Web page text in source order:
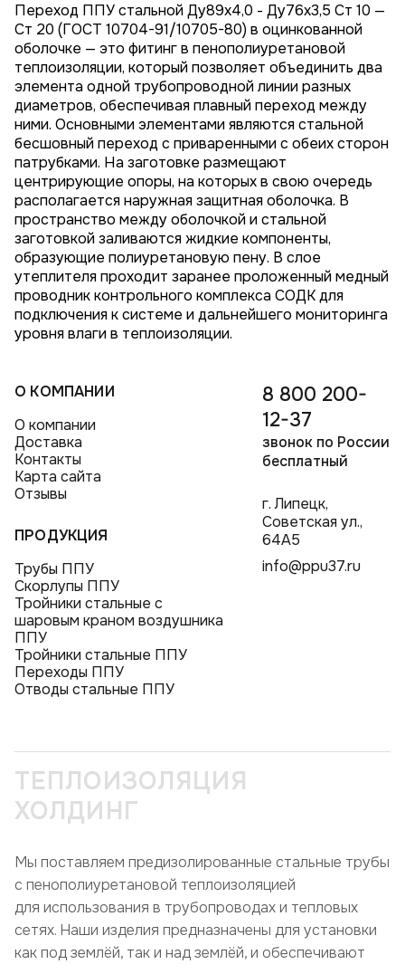
Переход ППУ стальной Ду89х4,0 - Ду76x3,5 Ст 10 —
Ст 20 (ГОСТ 10704-91/10705-80) в оцинкованной
оболочке — это фитинг в пенополиуретановой
теплоизоляции, который позволяет объединить два
элемента одной трубопроводной линии разных
диаметров, обеспечивая плавный переход между
ними. Основными элементами являются стальной
бесшовный переход с приваренными с обеих сторон
патрубками. На заготовке размещают
центрирующие опоры, на которых в свою очередь
располагается наружная защитная оболочка. В
пространство между оболочкой и стальной
заготовкой заливаются жидкие компоненты,
образующие полиуретановую пену. В слое
утеплителя проходит заранее проложенный медный
проводник контрольного комплекса СОДК для
подключения к системе и дальнейшего мониторинга
уровня влаги в теплоизоляции.
О КОМПАНИИ
О компании
Доставка
Контакты
Карта сайта
Отзывы
ПРОДУКЦИЯ
Трубы ППУ
Скорлупы ППУ
Тройники стальные с
шаровым краном воздушника
ППУ
Тройники стальные ППУ
Переходы ППУ
Отводы стальные ППУ
8 800 200-
12-37
звонок по России
бесплатный
г. Липецк,
Советская ул.,
64А5
info@ppu37.ru
ТЕПЛОИЗОЛЯЦИЯ
ХОЛДИНГ
Мы поставляем предизолированные стальные трубы
с пенополиуретановой теплоизоляцией
для использования в трубопроводах и тепловых
сетях. Наши изделия предназначены для установки
как под землёй, так и над землёй, и обеспечивают